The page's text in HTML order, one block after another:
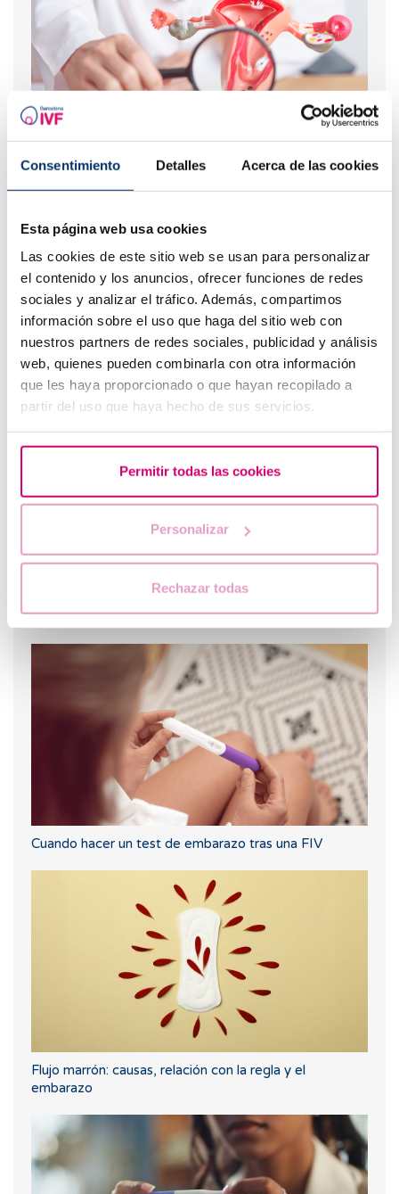
Consentimiento Detalles Acerca de las cookies
Esta página web usa cookies
Las cookies de este sitio web se usan para personalizar
el contenido y los anuncios, ofrecer funciones de redes
sociales y analizar el tráfico. Además, compartimos
información sobre el uso que haga del sitio web con
nuestros partners de redes sociales, publicidad y análisis
web, quienes pueden combinarla con otra información
que les haya proporcionado o que hayan recopilado a
partir del uso que haya hecho de sus servicios.
Permitir todas las cookies
Personalizar
Rechazar todas
Endometrio Trilaminar: ¿qué significa?
¿Cuáles son los síntomas de implantación embrionaria?
Trompas de Falopio obstruidas: ¿solución?
Cuando hacer un test de embarazo tras una FIV
Flujo marrón: causas, relación con la regla y el
embarazo